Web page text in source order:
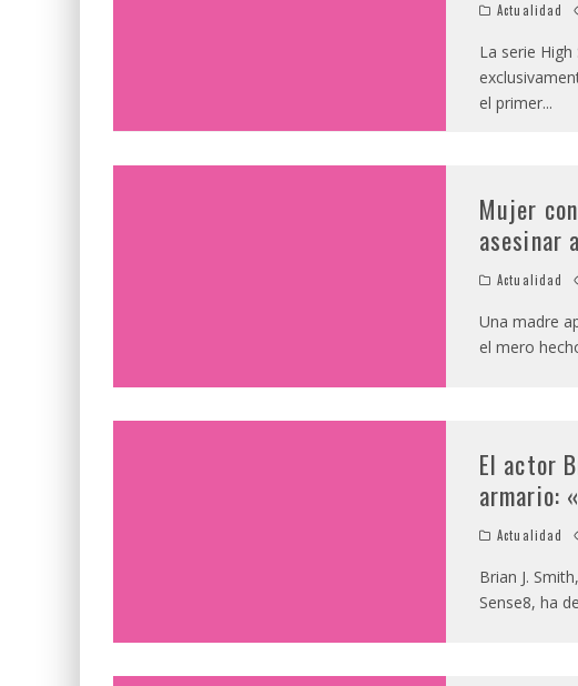
Actualidad
La serie
el primer...
Mujer
asesinar
Actualidad
Una madre
el mero
El actor
armario:
Actualidad
Brian J.
Sense8, ha